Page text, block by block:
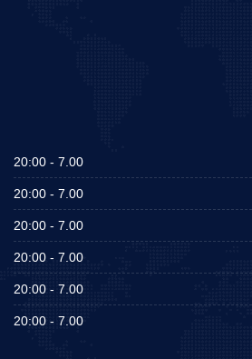
7.00 - 20:00
7.00 - 20:00
7.00 - 20:00
7.00 - 20:00
7.00 - 20:00
7.00 - 20:00